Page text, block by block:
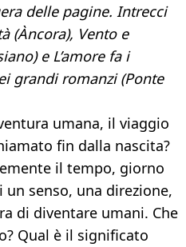
delle pagine. Intrecci
(Àncora), Vento e
e L’amore fa i
grandi romanzi (Ponte
umana, il viaggio
fin dalla nascita?
il tempo, giorno
senso, una direzione,
di diventare umani. Che
Qual è il significato